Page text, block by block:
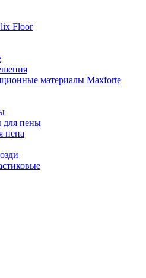
Floor
материалы Maxforte
для пены
пена